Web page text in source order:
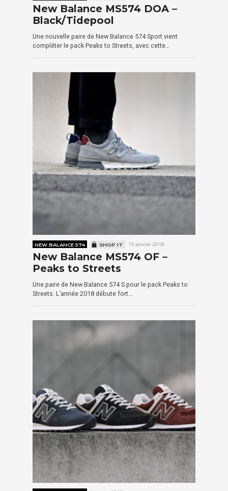
New Balance MS574 DOA –
Black/Tidepool
Une nouvelle paire de New Balance 574 Sport vient
compléter le pack Peaks to Streets, avec cette…
NEW BALANCE 574 SHOP IT 13 janvier 2018
New Balance MS574 OF –
Peaks to Streets
Une paire de New Balance 574 S pour le pack Peaks to
Streets. L’année 2018 débute fort…